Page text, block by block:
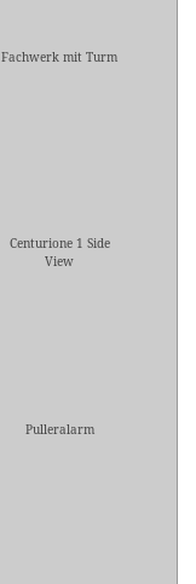
Fachwerk mit Turm
Centurione 1 Side
View
Pulleralarm